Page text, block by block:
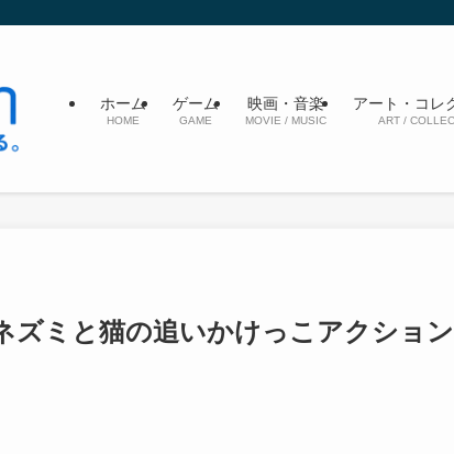
ホーム
HOME
ゲーム
GAME
映画・音楽
MOVIE / MUSIC
アート・コレ
ART /
ズミと猫の追いかけっこアクション